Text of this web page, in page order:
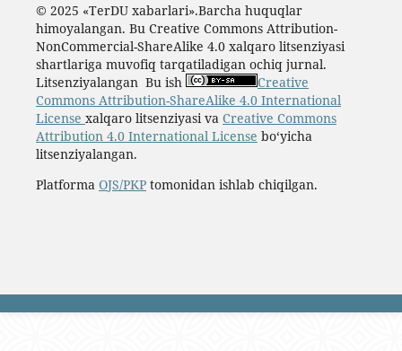
© 2025 «TerDU xabarlari».Barcha huquqlar
himoyalangan. Bu Creative Commons Attribution-
NonCommercial-ShareAlike 4.0 xalqaro litsenziyasi
shartlariga muvofiq tarqatiladigan ochiq jurnal.
Litsenziyalangan Bu ish
Creative
Commons Attribution-ShareAlike 4.0 International
License xalqaro litsenziyasi va Creative Commons
Attribution 4.0 International License boʻyicha
litsenziyalangan.
Platforma OJS/PKPtomonidan ishlab chiqilgan.